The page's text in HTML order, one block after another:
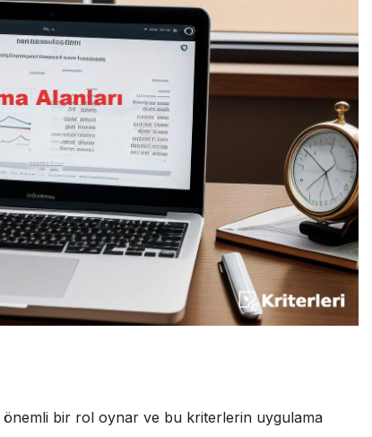
bir rol oynar ve bu kriterlerin uygulama